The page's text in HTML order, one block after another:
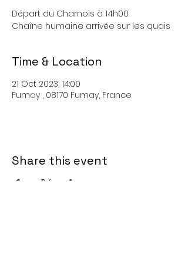
Départ du Charnois à 14h00
Chaîne humaine arrivée sur les quais
Time & Location
21 Oct 2023, 14:00
Fumay , 08170 Fumay, France
Share this event